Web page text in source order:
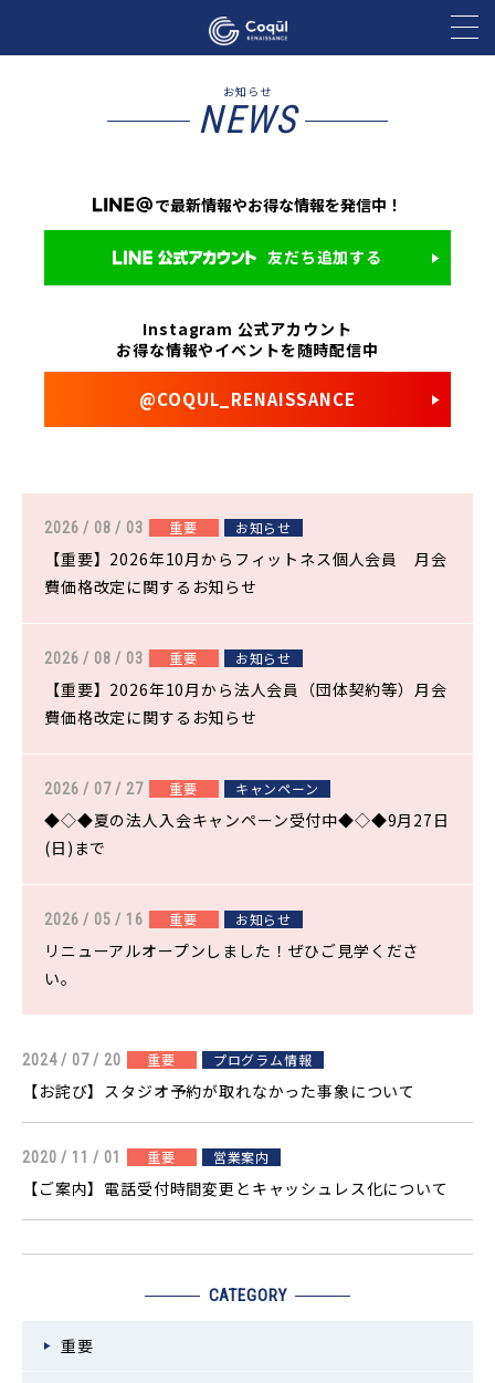
お知らせ
NEWS
で最新情報やお得な情報を発信中！
友だち追加する
Instagram 公式アカウント
お得な情報やイベントを随時配信中
@COQUL_RENAISSANCE
2026 / 08 / 03 重要 お知らせ
【重要】2026年10月からフィットネス個人会員 月会
費価格改定に関するお知らせ
2026 / 08 / 03 重要 お知らせ
【重要】2026年10月から法人会員（団体契約等）月会
費価格改定に関するお知らせ
2026 / 07 / 27 重要 キャンペーン
◆◇◆夏の法人入会キャンペーン受付中◆◇◆9月27日
(日)まで
2026 / 05 / 16 重要 お知らせ
リニューアルオープンしました！ぜひご見学くださ
い。
2024 / 07 / 20 重要 プログラム情報
【お詫び】スタジオ予約が取れなかった事象について
2020 / 11 / 01 重要 営業案内
【ご案内】電話受付時間変更とキャッシュレス化について
CATEGORY
重要